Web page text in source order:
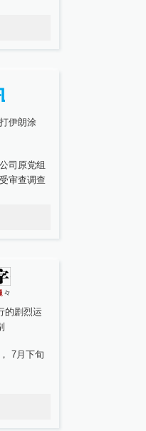
伊朗涂
司原党组
审查调查
的剧烈运
7月下旬